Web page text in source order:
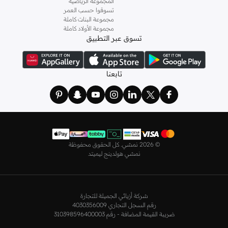
أحذية سهلة الارتداء لتكتمل أناقتك. يضيف الشورت المطبوع لمسة عصرية عندما تكون
في الملعب، بينما يمكن ارتداء بلوزة بدون أكمام أسفل مجموعة متنوعة من القمصان
خلال الأسبوع. ولم تنسَ اديداس أن تهتم بدفء جسمك أثناء التدريب بالخارج مع بدلة
رياضية مقاومة للماء والهواء وبناطيل رياضية ضيقة. وإذا كنت من هواة ممارسة الأنشطة
الرياضية الكثيفة، ننصحك بارتداء لباس ضيق للجري معبناطيل رياضيةأو بناطيل
مقاومة للماء لإطلالة شتوية لا تسبب لك أي إزعاج تحافظ على راحتك طوال الوقت.
تعرف على أحدث تشكيلة للرجال من اديداس في نمشي، وجدّد مظهرك في عطلة نهاية
الأسبوع مع تيشيرتات ذات شعار مميز منسقة مع سويت شيرتات مترهلة وجينزات
سوداء مستقيمة مع حقيبة ظهر أنيقة لمظهر متكامل.
ملابس أديداس للنساء مثالية للمرأة العصرية والرياضية التي تتمتع بإحساس رائع
بالأناقة. علامة تجارية عالمية رائدة تقدم ملابس للنساء ومعدات و
جميع أنحاء العالم. تصميمات اديداس النسائية ملائمة لتمرينات اللياقة البدنية والجري
وبناطيل وليقنز ولانجري و هوديات وسويت شيرتات
جاكيتات ومعاطفو بلايزوجوارب وشورتات وملابس سباحة وفساتين
وازياء حوامل وتنانير لتمنحك الراحة والأداء المتميز في صالة الألعاب الرياضية وفي
تسوقوا حسب العمر
مجموعة البنات كاملة
مجموعة الأولاد كاملة
تسوق عبر التطبيق
تابعنا
© 2026 نمشي. كل الحقوق محفوظة
نمشي هولدينج ليميتد
شركة أزيائي الجميلة للتجارة
رقم السجل التجاري 4030356009
ضريبة القيمة المضافة - رقم 310398596400003